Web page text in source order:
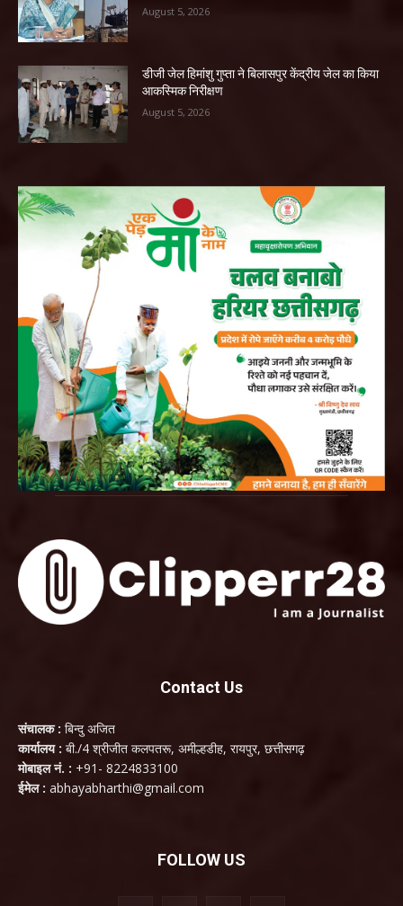
August 5, 2026
डीजी जेल हिमांशु गुप्ता ने बिलासपुर केंद्रीय जेल का किया
आकस्मिक निरीक्षण
August 5, 2026
Contact Us
संचालक : बिन्दु अजित
कार्यालय : बी./4 श्रीजीत कलपतरू, अमील्हडीह, रायपुर, छत्तीसगढ़
मोबाइल नं. : +91- 8224833100
ईमेल : abhayabharthi@gmail.com
FOLLOW US